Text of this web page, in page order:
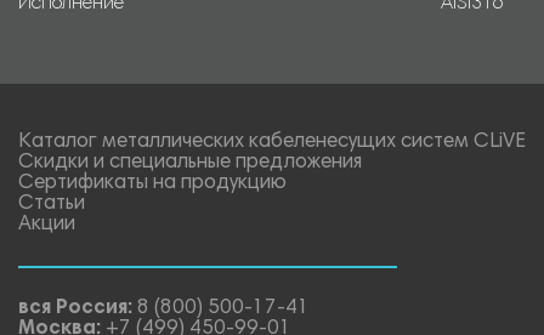
Каталог металлических кабеленесущих систем CLiVE
Скидки и специальные предложения
Сертификаты на продукцию
Статьи
Акции
вся Россия: 8 (800) 500-17-41
Москва: +7 (499) 450-99-01